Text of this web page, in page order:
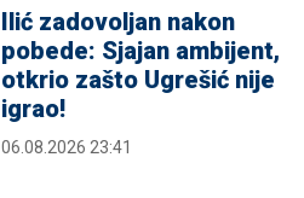
Ilić zadovoljan nakon
pobede: Sjajan ambijent,
otkrio zašto Ugrešić nije
igrao!
06.08.2026 23:41